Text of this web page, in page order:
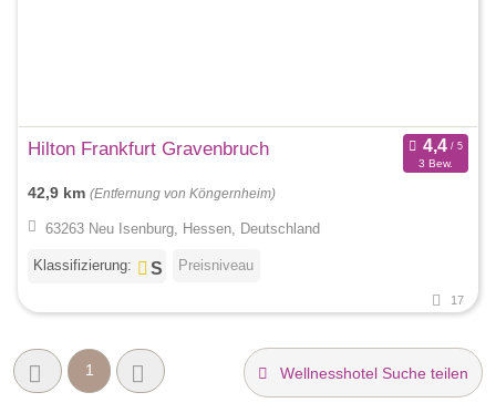
Hilton Frankfurt Gravenbruch
3 Bew.
42,9 km (Entfernung von Köngernheim)
63263 Neu Isenburg, Hessen, Deutschland
Klassifizierung: Preisniveau
17
1 Wellnesshotel Suche teilen